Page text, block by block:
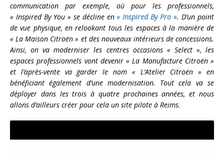
communication par exemple, où pour les professionnels,
« Inspired By You » se décline en« Inspired By Pro ». D’un point
de vue physique, en relookant tous les espaces à la manière de
« La Maison Citroën » et des nouveaux intérieurs de concessions.
Ainsi, on va moderniser les centres occasions « Select », les
espaces professionnels vont devenir « La Manufacture Citroën »
et l’après-vente va garder le nom « L’Atelier Citroën » en
bénéficiant également d’une modernisation. Tout cela va se
déployer dans les trois à quatre prochaines années, et nous
allons d’ailleurs créer pour cela un site pilote à Reims.